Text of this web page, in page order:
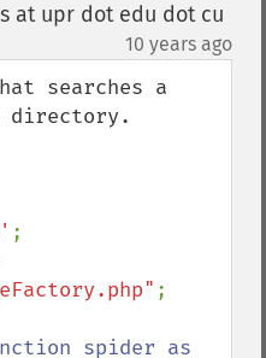
at upr dot edu dot cu
10 years ago
searches a
;
spider as